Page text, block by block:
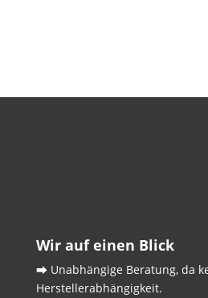
Wir auf einen Blick
⮕ Unabhängige Beratung, da
Herstellerabhängigkeit.